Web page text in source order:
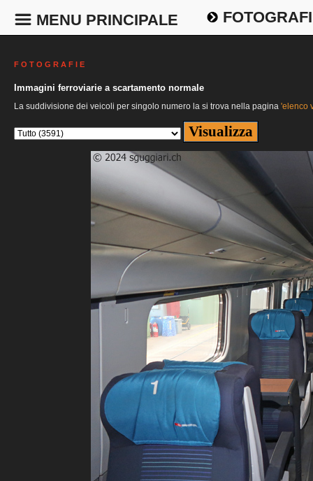
MENU PRINCIPALE
F O T O G R A F I E
Immagini ferroviarie a scartamento normale
La suddivisione dei veicoli per singolo numero la si trova nella pagina 'elenco